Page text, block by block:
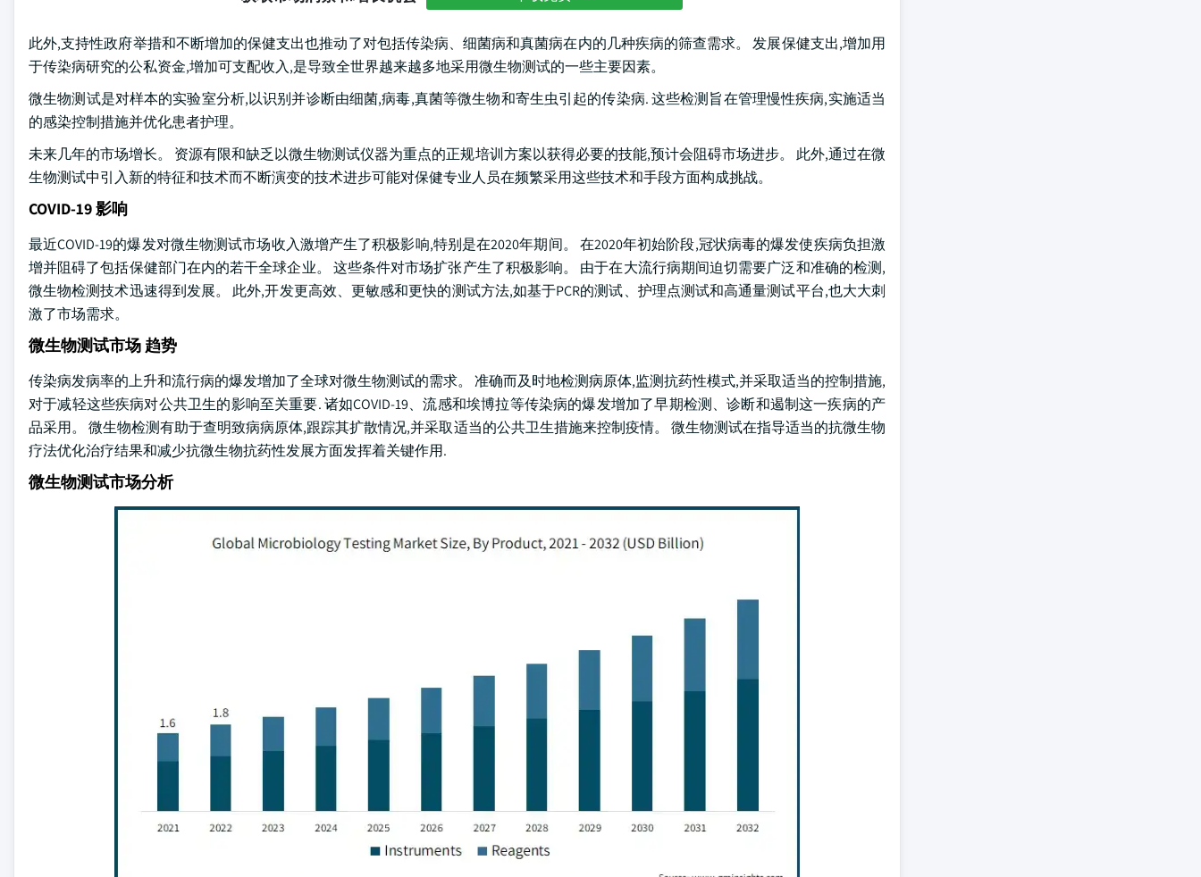
此外,支持性政府举措和不断增加的保健支出也推动了对包括传染病、细菌病和真菌病在内的几种疾病的筛查需求。 发展保健支出,增加用
于传染病研究的公私资金,增加可支配收入,是导致全世界越来越多地采用微生物测试的一些主要因素。
微生物测试是对样本的实验室分析,以识别并诊断由细菌,病毒,真菌等微生物和寄生虫引起的传染病. 这些检测旨在管理慢性疾病,实施适当
的感染控制措施并优化患者护理。
未来几年的市场增长。 资源有限和缺乏以微生物测试仪器为重点的正规培训方案以获得必要的技能,预计会阻碍市场进步。 此外,通过在微
生物测试中引入新的特征和技术而不断演变的技术进步可能对保健专业人员在频繁采用这些技术和手段方面构成挑战。
COVID-19 影响
最近COVID-19的爆发对微生物测试市场收入激增产生了积极影响,特别是在2020年期间。 在2020年初始阶段,冠状病毒的爆发使疾病负担激
增并阻碍了包括保健部门在内的若干全球企业。 这些条件对市场扩张产生了积极影响。 由于在大流行病期间迫切需要广泛和准确的检测,
微生物检测技术迅速得到发展。 此外,开发更高效、更敏感和更快的测试方法,如基于PCR的测试、护理点测试和高通量测试平台,也大大刺
激了市场需求。
微生物测试市场 趋势
传染病发病率的上升和流行病的爆发增加了全球对微生物测试的需求。 准确而及时地检测病原体,监测抗药性模式,并采取适当的控制措施,
对于减轻这些疾病对公共卫生的影响至关重要. 诸如COVID-19、流感和埃博拉等传染病的爆发增加了早期检测、诊断和遏制这一疾病的产
品采用。 微生物检测有助于查明致病病原体,跟踪其扩散情况,并采取适当的公共卫生措施来控制疫情。 微生物测试在指导适当的抗微生物
疗法优化治疗结果和减少抗微生物抗药性发展方面发挥着关键作用.
微生物测试市场分析